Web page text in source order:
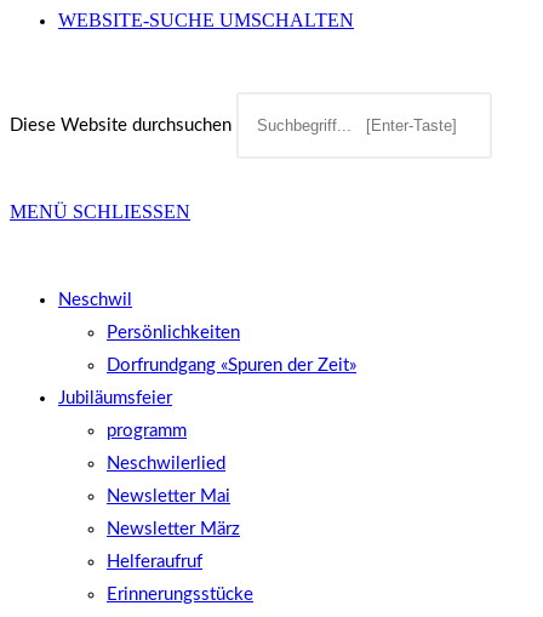
WEBSITE-SUCHE UMSCHALTEN
Diese Website durchsuchen
MENÜ SCHLIESSEN
Neschwil
Persönlichkeiten
Dorfrundgang «Spuren der Zeit»
Jubiläumsfeier
programm
Neschwilerlied
Newsletter Mai
Newsletter März
Helferaufruf
Erinnerungsstücke